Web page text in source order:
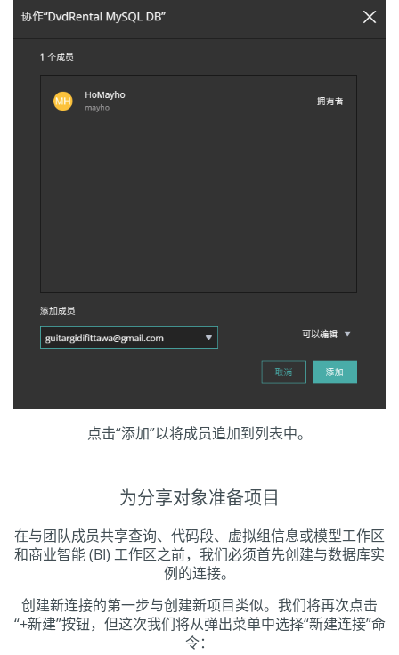
点击“添加”以将成员追加到列表中。
为分享对象准备项目
在与团队成员共享查询、代码段、虚拟组信息或模型工作区
和商业智能 (BI) 工作区之前，我们必须首先创建与数据库实
例的连接。
创建新连接的第一步与创建新项目类似。我们将再次点击
“+新建”按钮，但这次我们将从弹出菜单中选择“新建连接”命
令：